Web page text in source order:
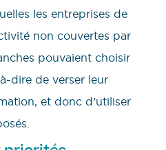
les entreprises de
non couvertes par
pouvaient choisir
dire de verser leur
et donc d’utiliser